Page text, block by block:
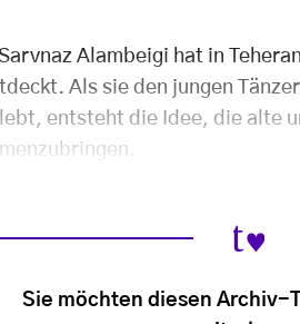
Alambeigi hat in
Als sie den jungen
entsteht die Idee, die alte
Sie möchten diesen Archiv-